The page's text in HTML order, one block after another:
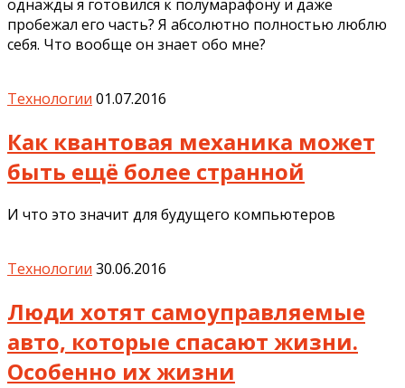
однажды я готовился к полумарафону и даже
пробежал его часть? Я абсолютно полностью люблю
себя. Что вообще он знает обо мне?
Технологии 01.07.2016
Как квантовая механика может
быть ещё более странной
И что это значит для будущего компьютеров
Технологии 30.06.2016
Люди хотят самоуправляемые
авто, которые спасают жизни.
Особенно их жизни